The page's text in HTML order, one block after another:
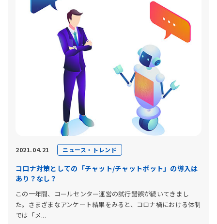
2021.04.21 ニュース・トレンド
コロナ対策としての「チャット/チャットボット」の導入は
あり？なし？
この一年間、コールセンター運営の試行錯誤が続いてきまし
た。さまざまなアンケート結果をみると、コロナ禍における体制
では「メ...